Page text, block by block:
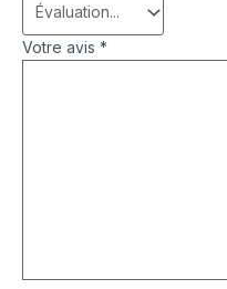
Votre avis *